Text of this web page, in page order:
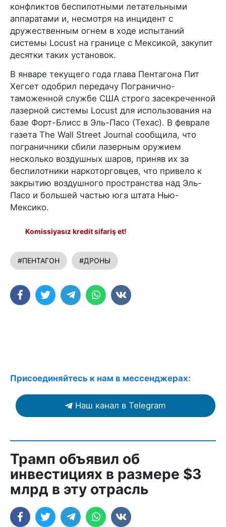
конфликтов беспилотными летательными
аппаратами и, несмотря на инцидент с
дружественным огнем в ходе испытаний
системы Locust на границе с Мексикой, закупит
десятки таких установок.
В январе текущего года глава Пентагона Пит
Хегсет одобрил передачу Погранично-
таможенной службе США строго засекреченной
лазерной системы Locust для использования на
базе Форт-Блисс в Эль-Пасо (Техас). В феврале
газета The Wall Street Journal сообщила, что
пограничники сбили лазерным оружием
несколько воздушных шаров, приняв их за
беспилотники наркоторговцев, что привело к
закрытию воздушного пространства над Эль-
Пасо и большей частью юга штата Нью-
Мексико.
Komissiyasız kredit sifariş et!
#ПЕНТАГОН #ДРОНЫ
Присоединяйтесь к нам в мессенджерах:
Наш канал в Telegram
Трамп объявил об
инвестициях в размере $3
млрд в эту отрасль